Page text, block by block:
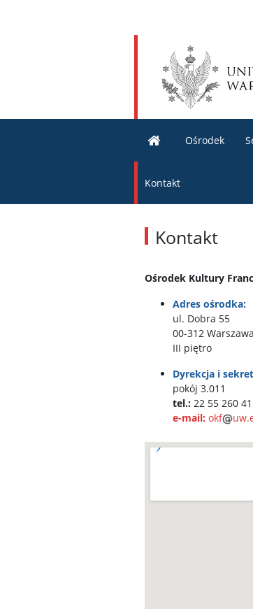
Ośrodek
Kontakt
Kontakt
Ośrodek Kultury
Adres ośrodka:
ul. Dobra 55
00-312 Warszawa
III piętro
Dyrekcja i
pokój 3.011
tel.: 22 55 260 41
e-mail: okf